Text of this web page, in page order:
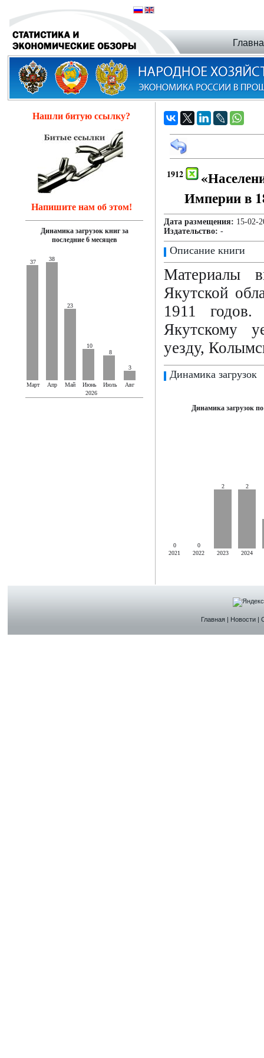
Нашли битую ссылку?
Напишите нам об этом!
Динамика загрузок книг за
последние 6 месяцев
37 38
23
10
8
3
Март Апр Май Июнь Июль
Авг
2026
1912
Империи в
Дата размещения: 15-
Издательство: -
Описание книги
Материалы
Якутской
1911
Якутскому
уезду,
Динамика загрузок
Динамика загрузок
0 0
2 2
2021 2022 2023 2024
Главная| Новости|